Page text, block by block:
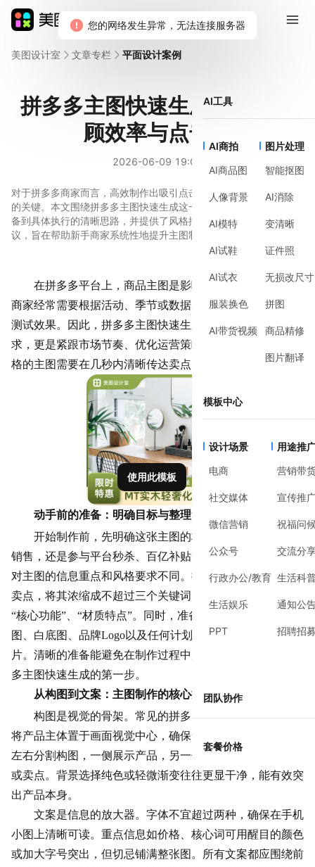
AI工具
AI商拍
AI商品图
人像背景
AI模特
AI试鞋
AI试衣
服装换色
AI带货视频
图片处理
智能抠图
AI消除
变清晰
证件照
无损改尺寸
拼图
商品精修
图片翻译
模板中心
设计场景
电商
社交媒体
微信营销
公众号
行政办公/教育
生活娱乐
PPT
用途推
营销带
宣传推
祝福问
交流分
生活科
通知公
招聘招
团队协作
套餐价格
美图设计室 文章专栏 平面设计案例
拼多多主图快速生成，如何兼
顾效率与点击率
2026-06-09 19:01
对于拼多多商家而言，高效制作出吸引点击的商品主图是日常运营
的关键。本文围绕拼多多主图快速生成这一需求，梳理了从前期准
备到具体执行的清晰思路，并提供了风格排版与工具辅助的实用建
议，旨在帮助新手商家系统性地提升主图制作效率与质量。
在拼多多平台上，商品主图是影响点击率的第一要素。
商家经常需要根据活动、季节或数据反馈，快速更新主图以
测试效果。因此，拼多多主图快速生成不仅是节省时间的需
求，更是紧跟市场节奏、优化运营策略的必要能力。一张合
格的主图需要在几秒内清晰传达卖点，激发购买 兴趣。
使用此模板
动手前的准备：明确目标与整理素材
开始制作前，先明确这张主图的核心用途。是用于日常
销售，还是参与平台秒杀、百亿补贴等特定活动？不同场景
对主图的信息重点和风格要求不同。接着，梳理商品的核心
卖点，将其浓缩成不超过三个关键词，例如“价格优势”、
“核心功能”、“材质特点”。同时，准备好高清的产品实物
图、白底图、品牌Logo以及任何计划展示的赠品或配件图
片。清晰的准备能避免在制作过程中反复修改，是实现拼多
多主图快速生成的第一步。
从构图到文案：主图制作的核心执行环节
构图是视觉的骨架。常见的拼多多主图采用中心构图，
将产品主体置于画面视觉中心，确保一目了然。也可以尝试
左右分割构图，一侧展示产品，另一侧用简洁文案突出价格
或卖点。背景选择纯色或轻微渐变往往更显干净，能有效突
出产品本身。
文案是信息的放大器。字体不宜超过两种，确保在手机
小图上清晰可读。重点信息如价格、核心词可用醒目的颜色
或加大字号突出，但切忌铺满整张图。所有文案都应围绕前